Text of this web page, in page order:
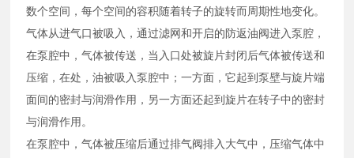
数个空间，每个空间的容积随着转子的旋转而周期性地变化。
气体从进气口被吸入，通过滤网和开启的防返油阀进入泵腔，
在泵腔中，气体被传送，当入口处被旋片封闭后气体被传送和
压缩，在处，油被吸入泵腔中；一方面，它起到泵壁与旋片端
面间的密封与润滑作用，另一方面还起到旋片在转子中的密封
与润滑作用。
在泵腔中，气体被压缩后通过排气阀排入大气中，压缩气体中